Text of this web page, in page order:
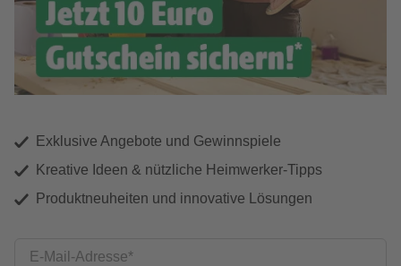
Exklusive Angebote und Gewinnspiele
Kreative Ideen & nützliche Heimwerker-Tipps
Produktneuheiten und innovative Lösungen
E-Mail-Adresse